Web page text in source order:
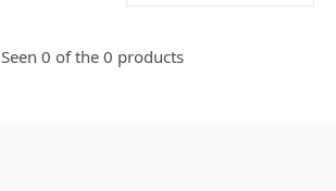
Seen 0 of the 0 products